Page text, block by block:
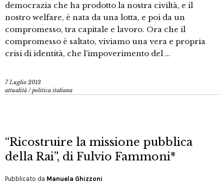
democrazia che ha prodotto la nostra civiltà, e il
nostro welfare, è nata da una lotta, e poi da un
compromesso, tra capitale e lavoro. Ora che il
compromesso è saltato, viviamo una vera e propria
crisi di identità, che l’impoverimento del …
7 Luglio 2013
attualità /politica italiana
“Ricostruire la missione pubblica
della Rai”, di Fulvio Fammoni*
Pubblicato da Manuela Ghizzoni